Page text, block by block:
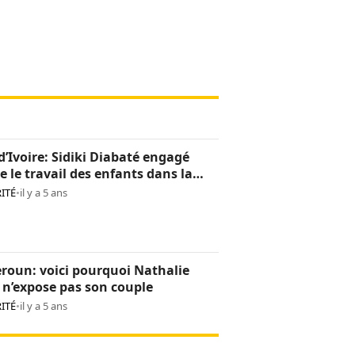
Sidiki Diabaté engagé
le travail des enfants dans la
•il y a 5 ans
voici pourquoi Nathalie
pas son couple
•il y a 5 ans